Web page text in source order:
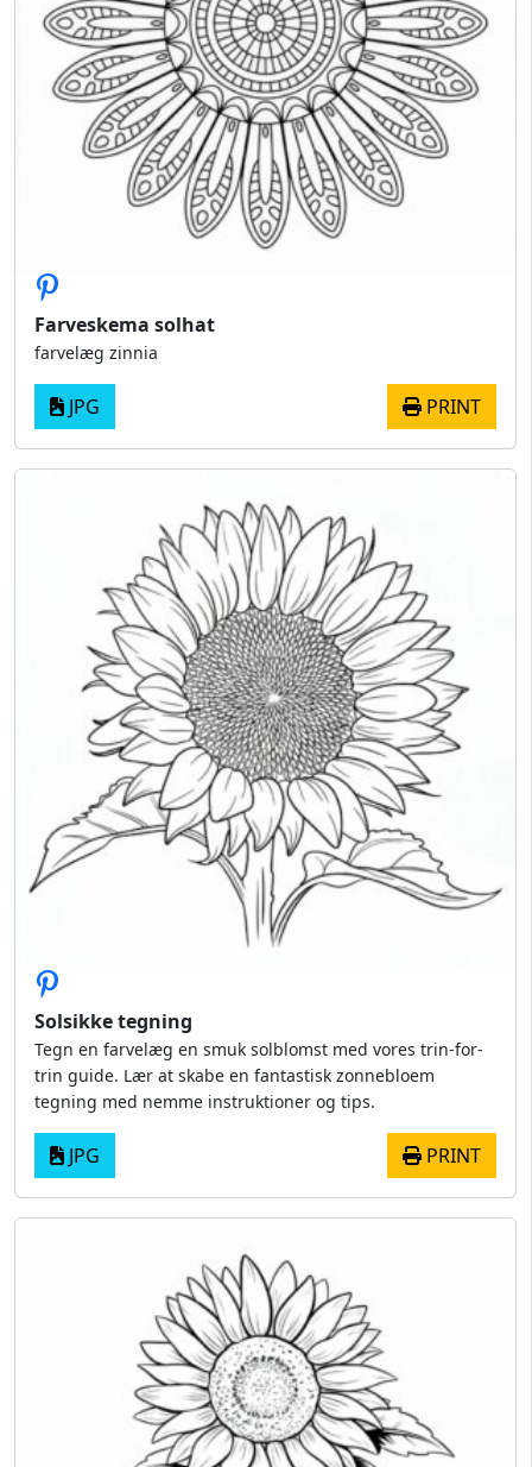
Farveskema solhat
farvelæg zinnia
JPG PRINT
Solsikke tegning
Tegn en farvelæg en smuk solblomst med vores trin-for-
trin guide. Lær at skabe en fantastisk zonnebloem
tegning med nemme instruktioner og tips.
JPG PRINT